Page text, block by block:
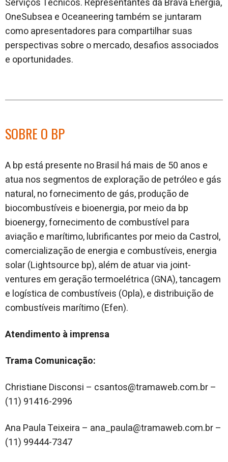
Serviços Técnicos. Representantes da Brava Energia,
OneSubsea e Oceaneering também se juntaram
como apresentadores para compartilhar suas
perspectivas sobre o mercado, desafios associados
e oportunidades.
SOBRE O BP
A bp está presente no Brasil há mais de 50 anos e
atua nos segmentos de exploração de petróleo e gás
natural, no fornecimento de gás, produção de
biocombustíveis e bioenergia, por meio da bp
bioenergy, fornecimento de combustível para
aviação e marítimo, lubrificantes por meio da Castrol,
comercialização de energia e combustíveis, energia
solar (Lightsource bp), além de atuar via joint-
ventures em geração termoelétrica (GNA), tancagem
e logística de combustíveis (Opla), e distribuição de
combustíveis marítimo (Efen).
Atendimento à imprensa
Trama Comunicação:
Christiane Disconsi – csantos@tramaweb.com.br –
(11) 91416-2996
Ana Paula Teixeira – ana_paula@tramaweb.com.br –
(11) 99444-7347